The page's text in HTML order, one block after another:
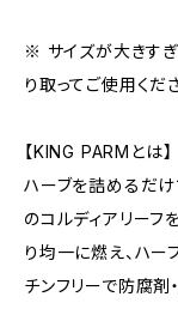
※ サイズが大きすぎ
り取ってご使用くだ
【KING PARMとは】
ハーブを詰めるだけ
のコルディアリーフ
り均一に燃え、ハー
チンフリーで防腐剤